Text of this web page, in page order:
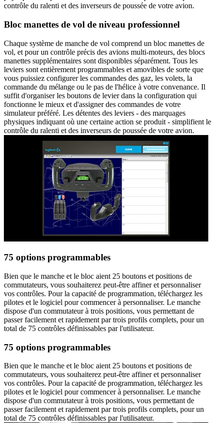
contrôle du ralenti et des inverseurs de poussée de votre avion.
Bloc manettes de vol de niveau professionnel
Chaque système de manche de vol comprend un bloc manettes de
vol, et pour un contrôle précis des avions multi-moteurs, des blocs
manettes supplémentaires sont disponibles séparément. Tous les
leviers sont entièrement programmables et amovibles de sorte que
vous puissiez configurer les commandes des gaz, les volets, la
commande du mélange ou le pas de l'hélice à votre convenance. Il
suffit d'organiser les boutons de levier dans la configuration qui
fonctionne le mieux et d'assigner des commandes de votre
simulateur préféré. Les détentes des leviers - des marquages
physiques indiquant où une certaine action se produit - simplifient le
contrôle du ralenti et des inverseurs de poussée de votre avion.
75 options programmables
Bien que le manche et le bloc aient 25 boutons et positions de
commutateurs, vous souhaiterez peut-être affiner et personnaliser
vos contrôles. Pour la capacité de programmation, téléchargez les
pilotes et le logiciel pour commencer à personnaliser. Le manche
dispose d'un commutateur à trois positions, vous permettant de
passer facilement et rapidement par trois profils complets, pour un
total de 75 contrôles définissables par l'utilisateur.
75 options programmables
Bien que le manche et le bloc aient 25 boutons et positions de
commutateurs, vous souhaiterez peut-être affiner et personnaliser
vos contrôles. Pour la capacité de programmation, téléchargez les
pilotes et le logiciel pour commencer à personnaliser. Le manche
dispose d'un commutateur à trois positions, vous permettant de
passer facilement et rapidement par trois profils complets, pour un
total de 75 contrôles définissables par l'utilisateur.